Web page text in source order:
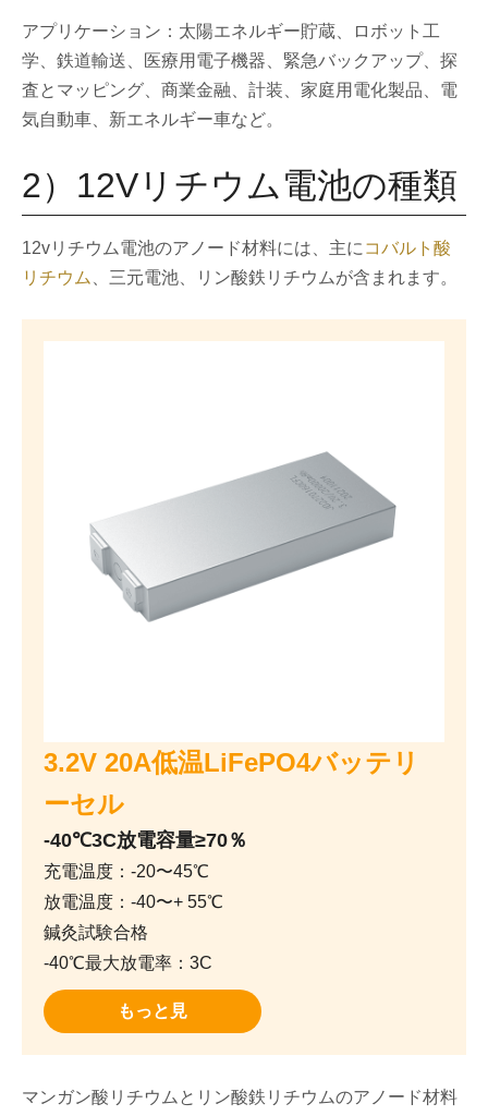
アプリケーション：太陽エネルギー貯蔵、ロボット工
学、鉄道輸送、医療用電子機器、緊急バックアップ、探
査とマッピング、商業金融、計装、家庭用電化製品、電
気自動車、新エネルギー車など。
2）12Vリチウム電池の種類
12vリチウム電池のアノード材料には、主に コバルト酸
リチウム
、三元電池、リン酸鉄リチウムが含まれます。
3.2V 20A低温LiFePO4バッテリ
ーセル
-40℃3C放電容量≥70％
充電温度：-20〜45℃
放電温度：-40〜+ 55℃
鍼灸試験合格
-40℃最大放電率：3C
もっと見
マンガン酸リチウムとリン酸鉄リチウムのアノード材料